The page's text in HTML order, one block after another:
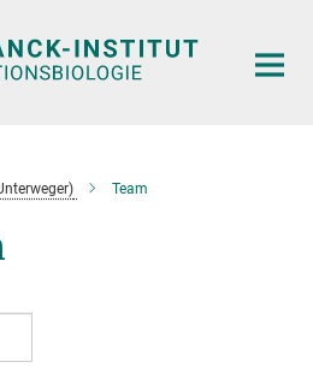
Team